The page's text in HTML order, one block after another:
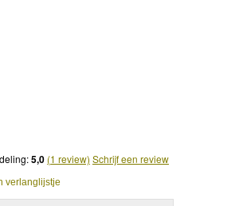
5,0 (1 review) Schrijf een review
verlanglijstje